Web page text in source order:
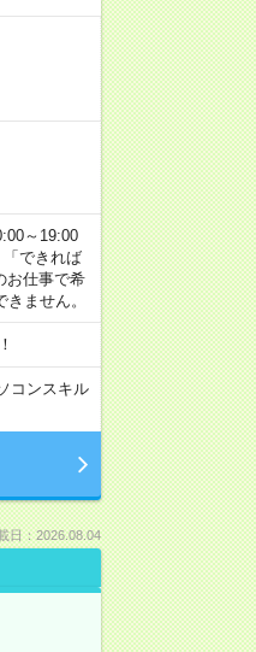
～19:00
できれば
お仕事で希
ません。
コンスキル
日：2026.08.04